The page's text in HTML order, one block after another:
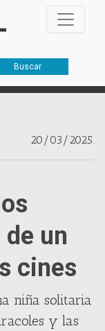
Buscar
20/03/2025.
un
cines
niña solitaria
y las